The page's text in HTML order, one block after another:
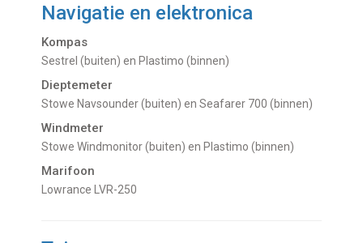
Navigatie en elektronica
Kompas
Sestrel (buiten) en Plastimo (binnen)
Dieptemeter
Stowe Navsounder (buiten) en Seafarer 700 (binnen)
Windmeter
Stowe Windmonitor (buiten) en Plastimo (binnen)
Marifoon
Lowrance LVR-250